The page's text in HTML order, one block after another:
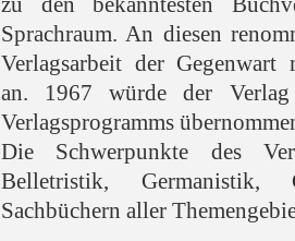
Sprachraum. An diesen
Verlagsarbeit der
an. 1967 würde der
Verlagsprogramms
Die Schwerpunkte des
Belletristik,
Sachbüchern aller